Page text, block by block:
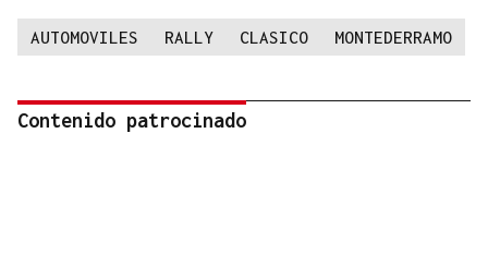
AUTOMOVILES RALLY CLASICO MONTEDERRAMO
Contenido patrocinado